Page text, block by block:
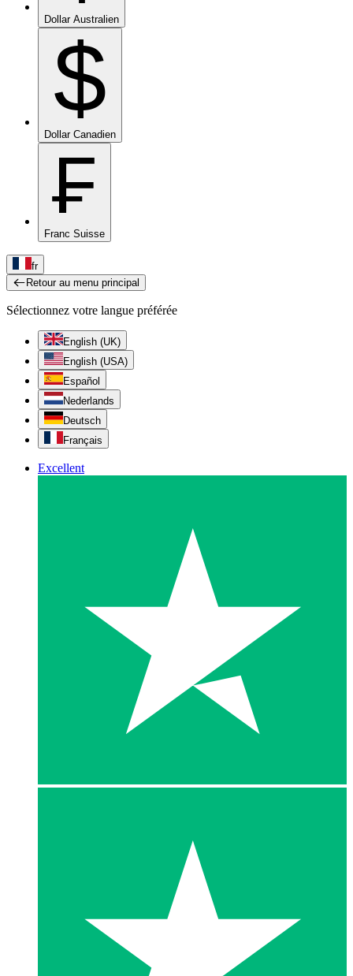
Dollar Australien
$
Dollar Canadien
₣
Franc Suisse
fr
Retour au menu principal
Sélectionnez votre langue préférée
English (UK)
English (USA)
Español
Nederlands
Deutsch
Français
Excellent